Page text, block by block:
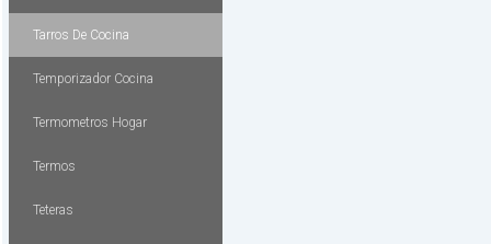
Tarros De Cocina
Temporizador Cocina
Termometros Hogar
Termos
Teteras